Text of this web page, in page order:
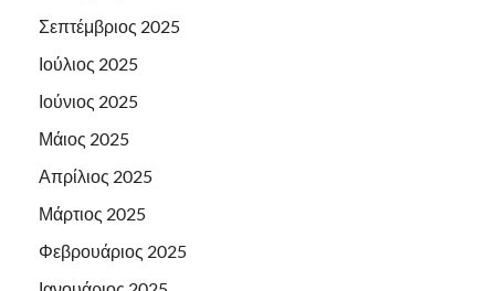
Σεπτέμβριος 2025
Ιούλιος 2025
Ιούνιος 2025
Μάιος 2025
Απρίλιος 2025
Μάρτιος 2025
Φεβρουάριος 2025